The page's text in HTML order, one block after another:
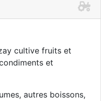
cultive fruits et
et
autres boissons,